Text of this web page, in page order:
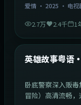
爱情· 2025 · 电视
2.7万 2.4千 1
最新
英雄故事粤语
卧底警察深入贩
冒险）高清流畅，